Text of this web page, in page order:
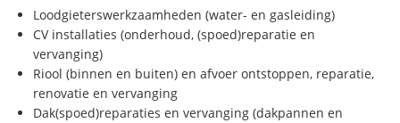
Loodgieterswerkzaamheden (water- en gasleiding)
CV installaties (onderhoud, (spoed)reparatie en
vervanging)
Riool (binnen en buiten) en afvoer ontstoppen, reparatie,
renovatie en vervanging
Dak(spoed)reparaties en vervanging (dakpannen en